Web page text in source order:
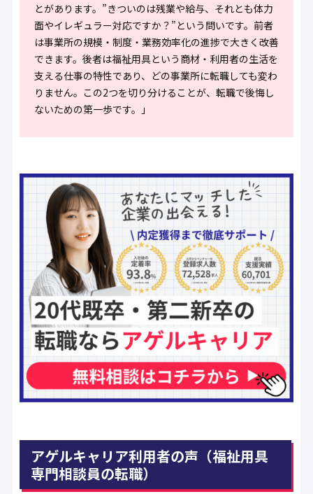
とがあります。”きついのは残業や給与、それとも体力
面やイレギュラー対応ですか？”という問いです。前者
は事業所の規模・制度・業務効率化の進捗で大きく改善
できます。後者は福祉用具という商材・利用者の生活を
支える仕事の特性であり、どの事業所に転職しても変わ
りません。この2つを切り分けることが、転職で後悔し
ないための第一歩です。」
アゲルキャリア利用者の声（福祉用具
専門相談員の転職）